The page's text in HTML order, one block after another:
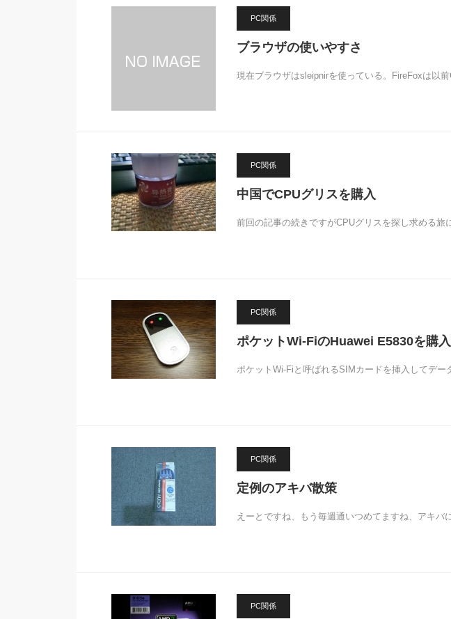
PC関係
ブラウザの使いやすさ
現在ブラウザはsleipnirを使っている。FireFoxは以
PC関係
中国でCPUグリスを購入
前回の記事の続きですがCPUグリスを探し求める
PC関係
ポケットWi-FiのHuawei E5830を購
ポケットWi-Fiと呼ばれるSIMカードを挿入してデ
PC関係
定例のアキバ散策
えーとですね、もう毎週通いつめてますね、アキ
PC関係